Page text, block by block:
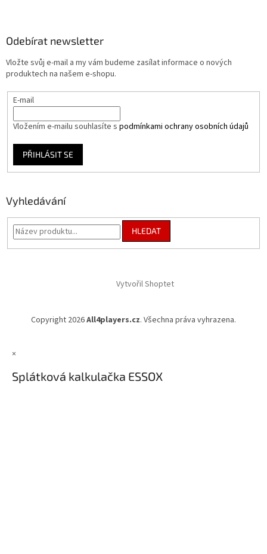
Odebírat newsletter
Vložte svůj e-mail a my vám budeme zasílat informace o nových
produktech na našem e-shopu.
E-mail
Vložením e-mailu souhlasíte s podmínkami ochrany osobních údajů
PŘIHLÁSIT SE
Vyhledávání
HLEDAT
Vytvořil Shoptet
Copyright 2026All4players.cz. Všechna práva vyhrazena.
×
Splátková kalkulačka ESSOX